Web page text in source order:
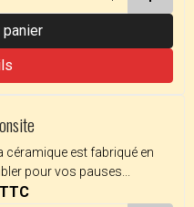
panier
céramique est fabriqué en
pour vos pauses...
TTC